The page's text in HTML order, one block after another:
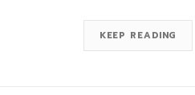
KEEP READING